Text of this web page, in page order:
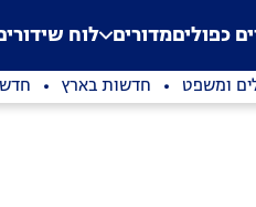
Application error: a
. כפוליםמדורים לוח
ומשפט חדשות בארץ